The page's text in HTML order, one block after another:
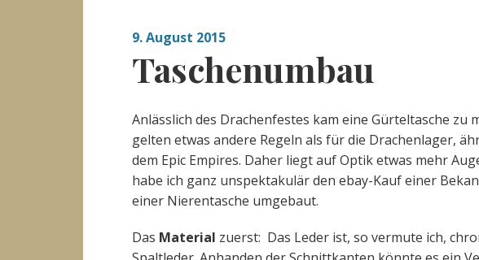
9. August 2015
Taschenumbau
Anlässlich des Drachenfestes kam eine Gürteltasche zu
gelten etwas andere Regeln als für die Drachenlager,
dem Epic Empires. Daher liegt auf Optik etwas mehr
habe ich ganz unspektakulär den ebay-Kauf einer
einer Nierentasche umgebaut.
Das Material zuerst: Das Leder ist, so vermute ich,